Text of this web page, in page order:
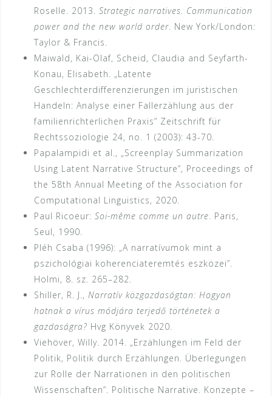
Roselle. 2013. Strategic narratives. Communication
power and the new world order. New York/London:
Taylor & Francis.
Maiwald, Kai-Olaf, Scheid, Claudia and Seyfarth-
Konau, Elisabeth. „Latente
Geschlechterdifferenzierungen im juristischen
Handeln: Analyse einer Fallerzählung aus der
familienrichterlichen Praxis” Zeitschrift für
Rechtssoziologie 24, no. 1 (2003): 43-70.
Papalampidi et al., „Screenplay Summarization
Using Latent Narrative Structure”, Proceedings of
the 58th Annual Meeting of the Association for
Computational Linguistics, 2020.
Paul Ricoeur: Soi-même comme un autre. Paris,
Seul, 1990.
Pléh Csaba (1996): „A narratívumok mint a
pszichológiai koherenciateremtés eszközei”.
Holmi, 8. sz. 265–282.
Shiller, R. J., Narratív közgazdaságtan: Hogyan
hatnak a vírus módjára terjedő történetek a
gazdaságra? Hvg Könyvek 2020.
Viehöver, Willy. 2014. „Erzählungen im Feld der
Politik, Politik durch Erzählungen. Überlegungen
zur Rolle der Narrationen in den politischen
Wissenschaften”. Politische Narrative. Konzepte –